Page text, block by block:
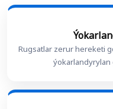
Rugsatlar zerur hereketi